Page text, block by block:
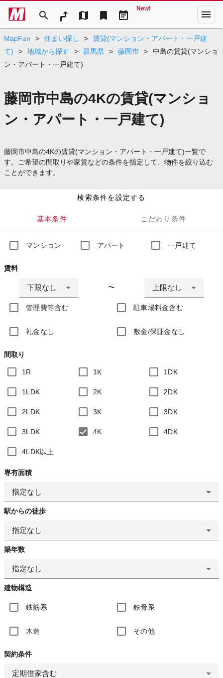
search map bookmark event_note
New! menu
MapFan > 住まい探し >
賃貸(マンション・アパート・一戸建
て)
> 地域から探す > 群馬県 > 藤岡市 >
中島の賃貸(マンショ
ン・アパート・一戸建て)
藤岡市中島の4Kの賃貸(マンショ
ン・アパート・一戸建て)
藤岡市中島の4Kの賃貸(マンション・アパート・一戸建て)一覧で
す。ご希望の間取りや家賃などの条件を指定して、物件を絞り込む
ことができます。
検索条件を設定する
基本条件 こだわり条件
マンション アパート 一戸建て
賃料
下限なし 〜 上限なし
管理費等含む 駐車場料金含む
礼金なし 敷金/保証金なし
間取り
1R 1K 1DK
1LDK 2K 2DK
2LDK 3K 3DK
3LDK 4K 4DK
4LDK以上
専有面積
指定なし
駅からの徒歩
指定なし
築年数
指定なし
建物構造
鉄筋系 鉄骨系
木造 その他
契約条件
定期借家含む